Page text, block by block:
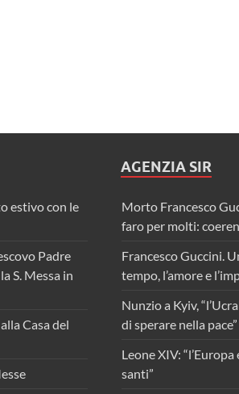
estivo con le
Padre
S. Messa in
Casa del
AGENZIA SIR
Morto Francesco
faro per molti:
Francesco Guccini.
tempo, l’amore e
Nunzio a Kyiv,
di sperare nella pace”
Leone XIV:
santi”